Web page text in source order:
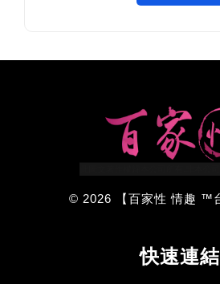
© 2026 【百家性 情趣 ™
快速連結